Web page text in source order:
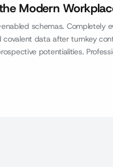
Modern
schemas. Completely
data after turnkey
potentialities.